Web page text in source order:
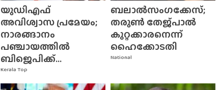
Kerala Top
യുഡിഎഫ്
അവിശ്വാസ പ്രമേയം;
നാരങ്ങാനം
പഞ്ചായത്തിൽ
ബിജെപിക്ക്...
National
ബലാൽസംഗക്കേസ്;
തരുൺ തേജ്‌പാൽ
കുറ്റക്കാരനെന്ന്
ഹൈക്കോടതി